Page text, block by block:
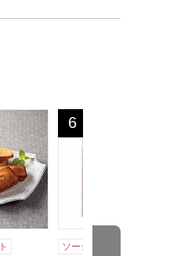
カタログ】
フト[40WH]【贈りものカタ
ナンシェ・メープルラスク【
エスプリ スウィー
6
位
ソーシャルギフト